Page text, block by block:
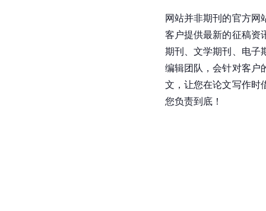
网站并非期刊的官方网
客户提供最新的征稿资
期刊、文学期刊、电子
编辑团队，会针对客户
文，让您在论文写作时
您负责到底！